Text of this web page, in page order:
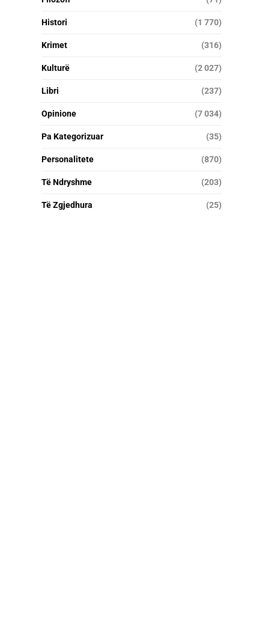
Histori (1 770)
Krimet (316)
Kulturë (2 027)
Libri (237)
Opinione (7 034)
Pa Kategorizuar (35)
Personalitete (870)
Të Ndryshme (203)
Të Zgjedhura (25)